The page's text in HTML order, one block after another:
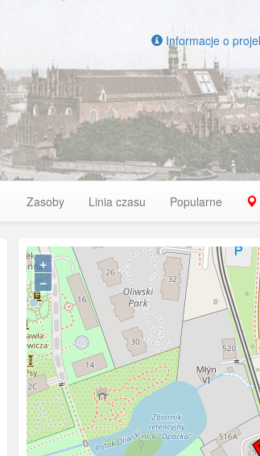
Informacje o
Zasoby Linia czasu Popularne
+
−